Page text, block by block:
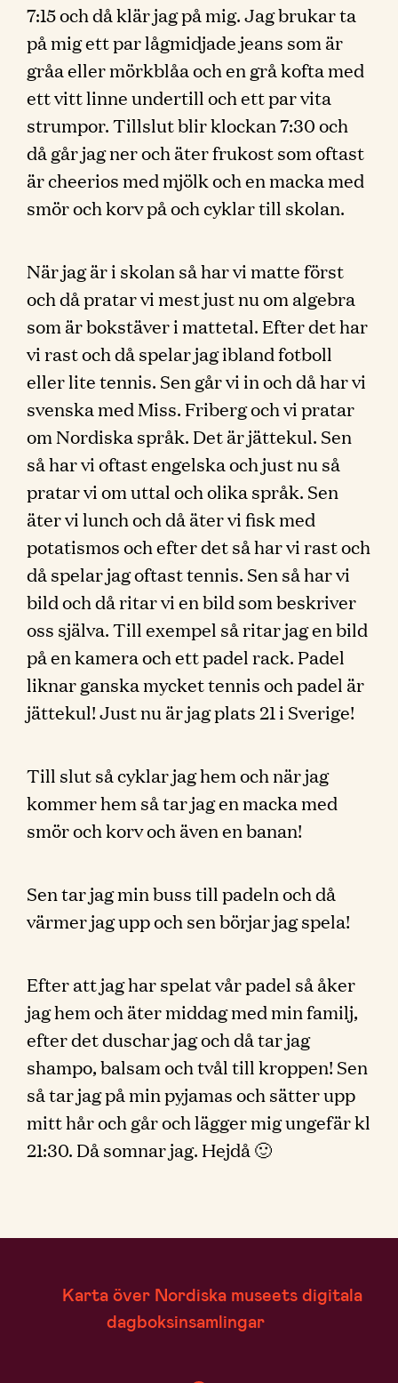
7:15 och då klär jag på mig. Jag brukar ta
på mig ett par lågmidjade jeans som är
gråa eller mörkblåa och en grå kofta med
ett vitt linne undertill och ett par vita
strumpor. Tillslut blir klockan 7:30 och
då går jag ner och äter frukost som oftast
är cheerios med mjölk och en macka med
smör och korv på och cyklar till skolan.
När jag är i skolan så har vi matte först
och då pratar vi mest just nu om algebra
som är bokstäver i mattetal. Efter det har
vi rast och då spelar jag ibland fotboll
eller lite tennis. Sen går vi in och då har vi
svenska med Miss. Friberg och vi pratar
om Nordiska språk. Det är jättekul. Sen
så har vi oftast engelska och just nu så
pratar vi om uttal och olika språk. Sen
äter vi lunch och då äter vi fisk med
potatismos och efter det så har vi rast och
då spelar jag oftast tennis. Sen så har vi
bild och då ritar vi en bild som beskriver
oss själva. Till exempel så ritar jag en bild
på en kamera och ett padel rack. Padel
liknar ganska mycket tennis och padel är
jättekul! Just nu är jag plats 21 i Sverige!
Till slut så cyklar jag hem och när jag
kommer hem så tar jag en macka med
smör och korv och även en banan!
Sen tar jag min buss till padeln och då
värmer jag upp och sen börjar jag spela!
Efter att jag har spelat vår padel så åker
jag hem och äter middag med min familj,
efter det duschar jag och då tar jag
shampo, balsam och tvål till kroppen! Sen
så tar jag på min pyjamas och sätter upp
mitt hår och går och lägger mig ungefär kl
21:30. Då somnar jag. Hejdå 🙂
Karta över Nordiska museets digitala
dagboksinsamlingar